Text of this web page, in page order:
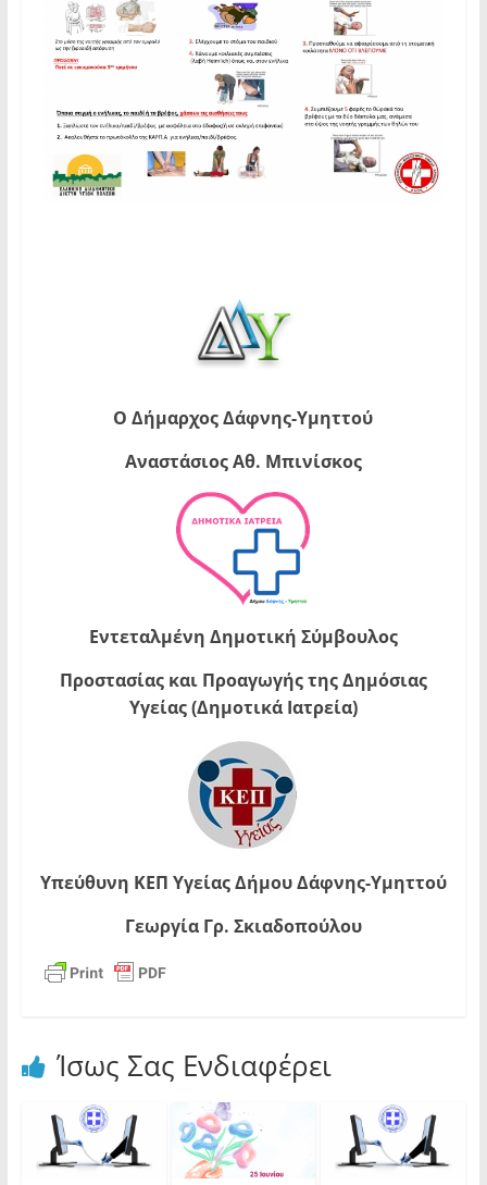
Ο Δήμαρχος Δάφνης-Υμηττού
Αναστάσιος Αθ. Μπινίσκος
Εντεταλμένη Δημοτική Σύμβουλος
Προστασίας και Προαγωγής της Δημόσιας
Υγείας (Δημοτικά Ιατρεία)
Υπεύθυνη ΚΕΠ Υγείας Δήμου Δάφνης-Υμηττού
Γεωργία Γρ. Σκιαδοπούλου
Ίσως Σας Ενδιαφέρει